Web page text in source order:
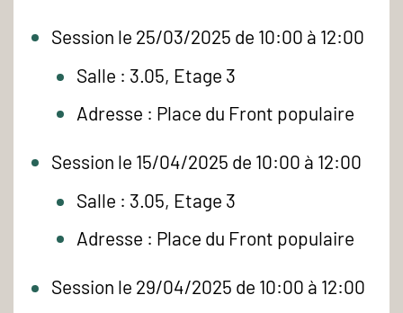
Session le 25/03/2025 de 10:00 à 12:00
Salle : 3.05, Etage 3
Adresse : Place du Front populaire
Session le 15/04/2025 de 10:00 à 12:00
Salle : 3.05, Etage 3
Adresse : Place du Front populaire
Session le 29/04/2025 de 10:00 à 12:00